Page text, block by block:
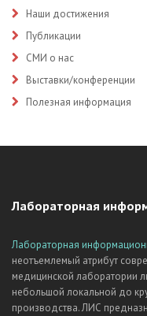
Наши достижения
Публикации
СМИ о нас
Выставки/конференции
Полезная информация
Лабораторная
Лабораторная
неотъемлемый атрибут
медицинской лаборатории
небольшой локальной до
производства. ЛИС